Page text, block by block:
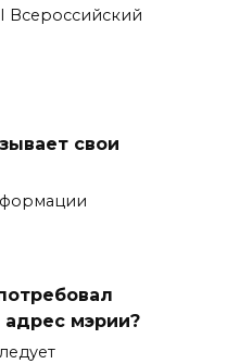
Всероссийский
свои
мэрии?